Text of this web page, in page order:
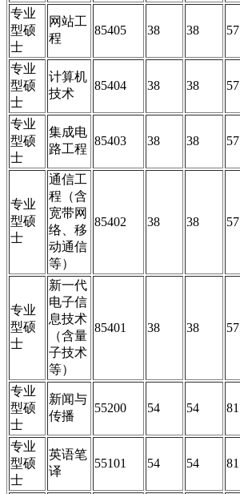
专业
型硕
士
网站工
程
85405 38 38 57
专业
型硕
士
计算机
技术
85404 38 38 57
专业
型硕
士
集成电
路工程
85403 38 38 57
专业
型硕
士
通信工
程（含
宽带网
络、移
动通信
等）
85402 38 38 57
专业
型硕
士
新一代
电子信
息技术
（含量
子技术
等）
85401 38 38 57
专业
型硕
士
新闻与
传播
55200 54 54 81
专业
型硕
士
英语笔
译
55101 54 54 81